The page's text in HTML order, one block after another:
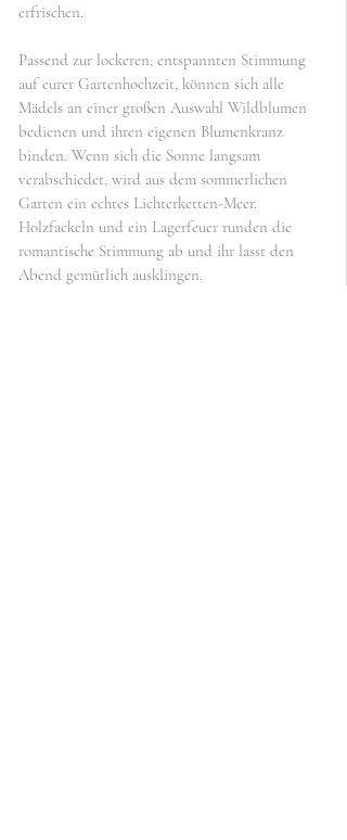
erfrischen.
Passend zur lockeren, entspannten Stimmung
auf eurer Gartenhochzeit, können sich alle
Mädels an einer großen Auswahl Wildblumen
bedienen und ihren eigenen Blumenkranz
binden. Wenn sich die Sonne langsam
verabschiedet, wird aus dem sommerlichen
Garten ein echtes Lichterketten-Meer.
Holzfackeln und ein Lagerfeuer runden die
romantische Stimmung ab und ihr lasst den
Abend gemütlich ausklingen.